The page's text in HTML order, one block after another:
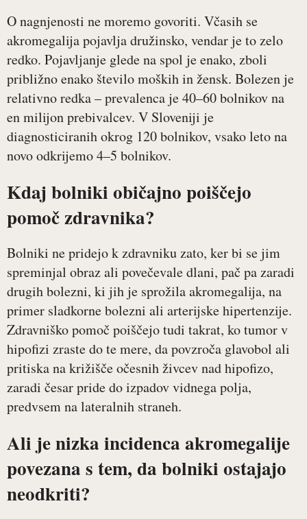
O nagnjenosti ne moremo govoriti. Včasih se
akromegalija pojavlja družinsko, vendar je to zelo
redko. Pojavljanje glede na spol je enako, zboli
približno enako število moških in žensk. Bolezen je
relativno redka – prevalenca je 40–60 bolnikov na
en milijon prebivalcev. V Sloveniji je
diagnosticiranih okrog 120 bolnikov, vsako leto na
novo odkrijemo 4–5 bolnikov.
Kdaj bolniki običajno poiščejo
pomoč zdravnika?
Bolniki ne pridejo k zdravniku zato, ker bi se jim
spreminjal obraz ali povečevale dlani, pač pa zaradi
drugih bolezni, ki jih je sprožila akromegalija, na
primer sladkorne bolezni ali arterijske hipertenzije.
Zdravniško pomoč poiščejo tudi takrat, ko tumor v
hipofizi zraste do te mere, da povzroča glavobol ali
pritiska na križišče očesnih živcev nad hipofizo,
zaradi česar pride do izpadov vidnega polja,
predvsem na lateralnih straneh.
Ali je nizka incidenca akromegalije
povezana s tem, da bolniki ostajajo
neodkriti?